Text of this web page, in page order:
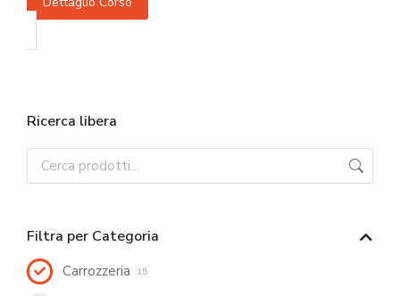
Ricerca libera
Filtra per Categoria
Carrozzeria 15